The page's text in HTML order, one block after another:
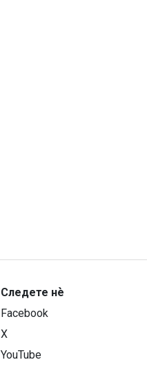
Следете нѐ
Facebook
X
YouTube